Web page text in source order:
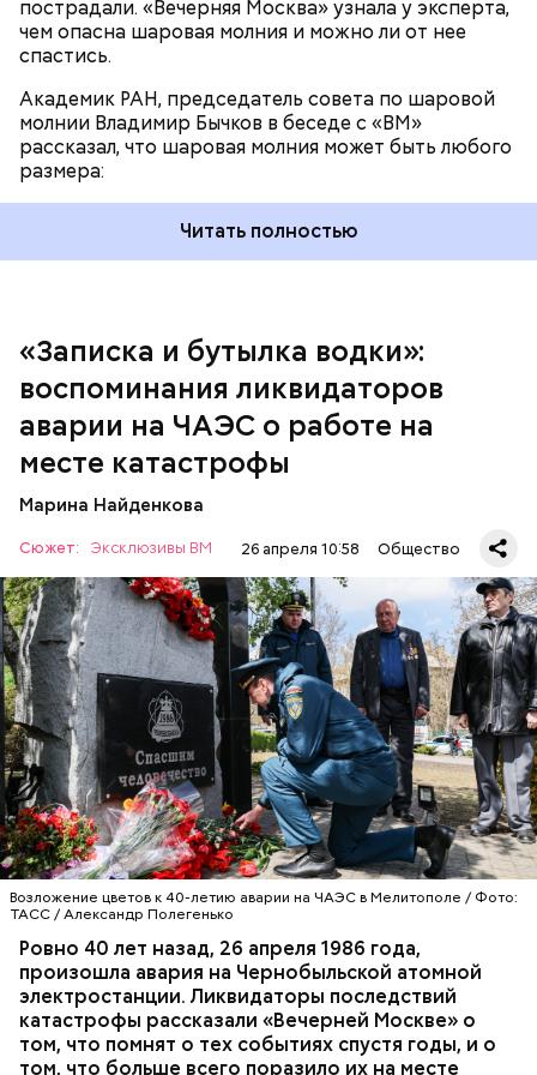
пострадали. «Вечерняя Москва» узнала у эксперта,
чем опасна шаровая молния и можно ли от нее
спастись.
Академик РАН, председатель совета по шаровой
молнии Владимир Бычков в беседе с «ВМ»
рассказал, что шаровая молния может быть любого
размера:
Читать полностью
«Записка и бутылка водки»:
воспоминания ликвидаторов
аварии на ЧАЭС о работе на
месте катастрофы
Марина Найденкова
Сюжет: Эксклюзивы ВМ 26 апреля 10:58 Общество
Возложение цветов к 40-летию аварии на ЧАЭС в Мелитополе / Фото:
ТАСС / Александр Полегенько
Ровно 40 лет назад, 26 апреля 1986 года,
произошла авария на Чернобыльской атомной
электростанции. Ликвидаторы последствий
катастрофы рассказали «Вечерней Москве» о
том, что помнят о тех событиях спустя годы, и о
том, что больше всего поразило их на месте
Специалист гражданской обороны Московского
авиацентра Владимир Макеев в 1986 году служил в
Киеве в отдельном механизированном полку
гражданской обороны. На тот момент, когда
произошла авария на Чернобыльской атомной
станции, ему было 26 лет.
транспорт. Привезли в полк. Построились. Сказали,
что произошло. Создали мобильный отряд. Через
несколько часов мы направились в сторону
Чернобыля, — вспоминает Макеев.
АВАРИИ ЧЕРНОБЫЛЬ ИСТОРИЯ
Как гласит предание, совершая паломничество в
Иерусалим, Николай Чудотворец по просьбе
отчаявшихся путников молитвой успокоил
разбушевавшееся море.
А еще, удержав меч палача, святой Николай спас от
смерти трех мужей, невинно осужденных
корыстолюбивым градоначальником.
За свою земную жизнь он совершил множество
добрых дел во славу Божию.